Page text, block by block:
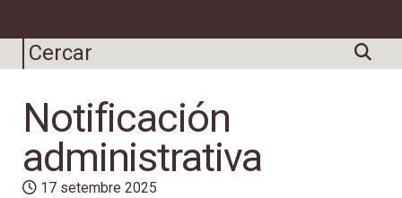
Notificación
administrativa
17 setembre 2025